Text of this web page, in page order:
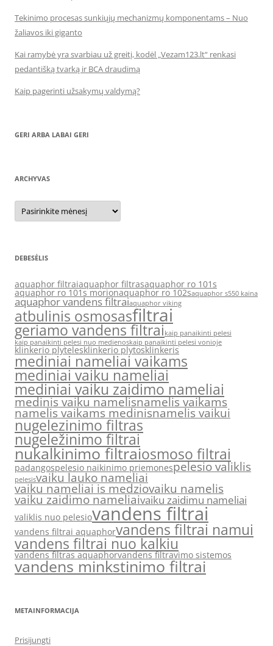
Tekinimo procesas sunkiųjų mechanizmų komponentams – Nuo
žaliavos iki giganto
Kai ramybė yra svarbiau už greitį, kodėl „Vezam123.lt“ renkasi
pedantišką tvarką ir BCA draudimą
Kaip pagerinti užsakymų valdymą?
GERI ARBA LABAI GERI
ARCHYVAS
Archyvas
DEBESĖLIS
aquaphor filtraiaquaphor filtrasaquaphor ro 101s
aquaphor ro 101s morionaquaphor ro 102saquaphor s550 kaina
aquaphor vandens filtraiaquaphor viking
atbulinis osmosasfiltrai
geriamo vandens filtraikaip panaikinti pelesi
kaip panaikinti pelesi nuo medienoskaip panaikinti pelesi vonioje
klinkerio plytelesklinkerio plytosklinkeris
mediniai nameliai vaikams
mediniai vaiku nameliai
mediniai vaiku zaidimo nameliai
medinis vaiku namelisnamelis vaikams
namelis vaikams medinisnamelis vaikui
nugelezinimo filtras
nugeležinimo filtrai
nukalkinimo filtraiosmoso filtrai
padangospelesio naikinimo priemonespelesio valiklis
pelesisvaiku lauko nameliai
vaiku nameliai is medziovaiku namelis
vaiku zaidimo nameliaivaiku zaidimu nameliai
valiklis nuo pelesiovandens filtrai
vandens filtrai aquaphorvandens filtrai namui
vandens filtrai nuo kalkiu
vandens filtras aquaphorvandens filtravimo sistemos
vandens minkstinimo filtrai
METAINFORMACIJA
Prisijungti